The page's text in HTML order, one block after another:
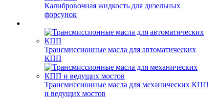
Калибровочная жидкость для дизельных
форсунок
Трансмиссионные масла для автоматических
КПП
Трансмиссионные масла для механических КПП
и ведущих мостов